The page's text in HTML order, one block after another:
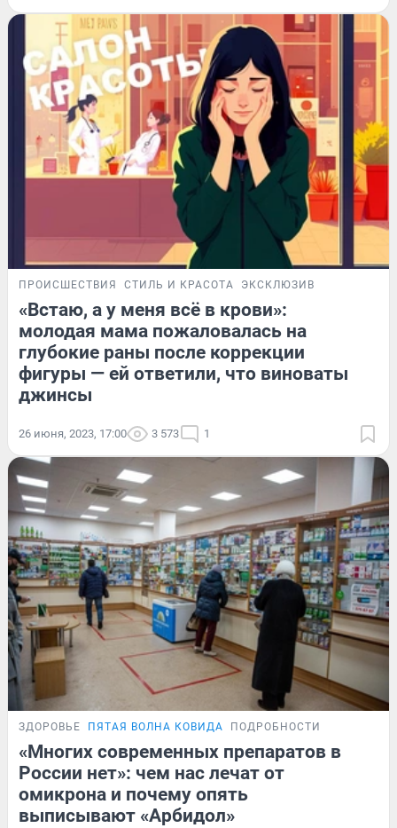
ПРОИСШЕСТВИЯ СТИЛЬ И КРАСОТА ЭКСКЛЮЗИВ
«Встаю, а у меня всё в крови»:
молодая мама пожаловалась на
глубокие раны после коррекции
фигуры — ей ответили, что виноваты
джинсы
26 июня, 2023, 17:00 3 573 1
ЗДОРОВЬЕ ПЯТАЯ ВОЛНА КОВИДА ПОДРОБНОСТИ
«Многих современных препаратов в
России нет»: чем нас лечат от
омикрона и почему опять
выписывают «Арбидол»